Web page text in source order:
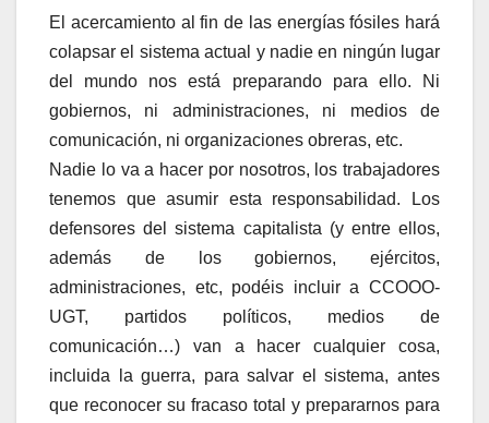
El acercamiento al fin de las energías fósiles hará
colapsar el sistema actual y nadie en ningún lugar
del mundo nos está preparando para ello. Ni
gobiernos, ni administraciones, ni medios de
comunicación, ni organizaciones obreras, etc.
Nadie lo va a hacer por nosotros, los trabajadores
tenemos que asumir esta responsabilidad. Los
defensores del sistema capitalista (y entre ellos,
además de los gobiernos, ejércitos,
administraciones, etc, podéis incluir a CCOOO-
UGT, partidos políticos, medios de
comunicación…) van a hacer cualquier cosa,
incluida la guerra, para salvar el sistema, antes
que reconocer su fracaso total y prepararnos para